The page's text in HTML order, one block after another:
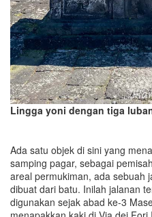
Lingga yoni dengan tiga
Ada satu objek di sini yang
samping pagar, sebagai
areal permukiman, ada sebuah
dibuat dari batu. Inilah jalanan
digunakan sejak abad ke-3